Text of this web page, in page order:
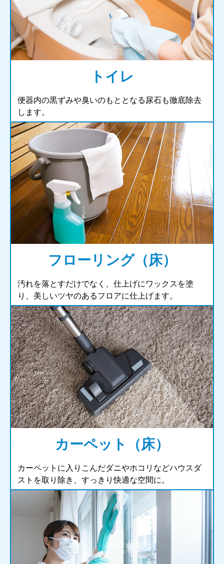
トイレ
便器内の黒ずみや臭いのもととなる尿石も徹底除去
します。
フローリング（床）
汚れを落とすだけでなく、仕上げにワックスを塗
り、美しいツヤのあるフロアに仕上げます。
カーペット（床）
カーペットに入りこんだダニやホコリなどハウスダ
ストを取り除き、すっきり快適な空間に。